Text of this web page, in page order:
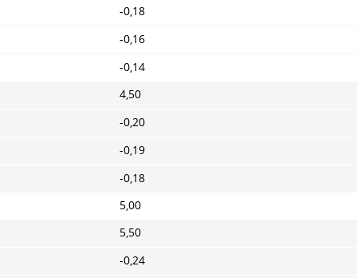
-0,18
-0,16
-0,14
4,50
-0,20
-0,19
-0,18
5,00
5,50
-0,24